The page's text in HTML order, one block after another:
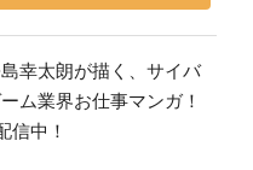
幸太朗が描く、サイバ
ム業界お仕事マンガ！
信中！